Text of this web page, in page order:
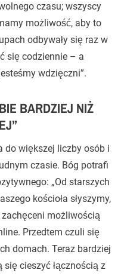
czasu; wszyscy
możliwość, aby to
odbywały się raz w
się codziennie – a
wdzięczni”.
BARDZIEJ NIŻ
do większej liczby osób i
czasie. Bóg potrafi
„Od starszych
kościoła słyszymy,
możliwością
Przedtem czuli się
domach. Teraz bardziej
cieszyć łącznością z